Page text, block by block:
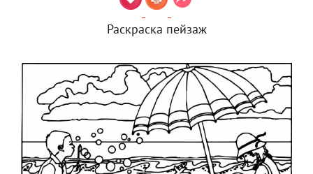
Раскраска пейзаж